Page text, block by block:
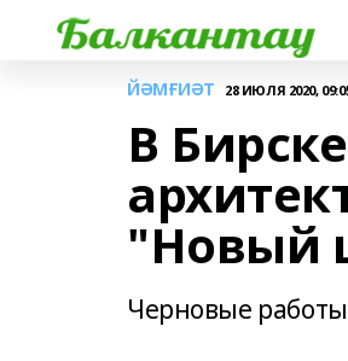
ЙӘМҒИӘТ 28 ИЮЛЯ 2020,
В
"Новый
Черновые